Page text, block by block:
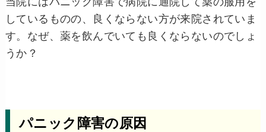
しているものの、良くならない方が来院されていま
す。なぜ、薬を飲んでいても良くならないのでしょ
うか？
パニック障害の原因